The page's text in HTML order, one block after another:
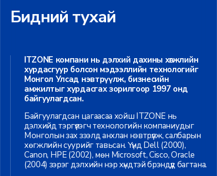
Бидний тухай
ITZONE компани нь дэлхий дахины хөгжлийн
хурдасгуур болсон мэдээллийн технологийг
Монгол Улсад нэвтрүүлж, бизнесийн
амжилтыг хурдасгах зорилгоор 1997 онд
байгуулагдсан.
Байгуулагдсан цагаасаа хойш ITZONE нь
дэлхийд тэргүүлэгч технологийн компаниудыг
Монголын зах зээлд анхлан нэвтрүүлж, салбарын
хөгжлийн суурийг тавьсан. Үүнд Dell (2000),
Canon, HPE (2002), мөн Microsoft, Cisco, Oracle
(2004) зэрэг дэлхийн нэр хүндтэй брэндүүд багтана.